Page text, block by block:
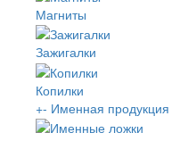
Магниты
Зажигалки
Копилки
+- Именная продукция